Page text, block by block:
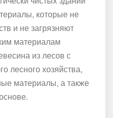
которые не
и не загрязняют
материалам
из лесов с
лесного хозяйства,
материалы, а также